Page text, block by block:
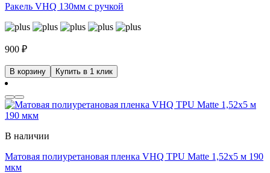
Ракель VHQ 130мм с ручкой
900 ₽
В корзину Купить в 1 клик
В наличии
Матовая полиуретановая пленка VHQ TPU Matte 1,52х5 м 190
мкм